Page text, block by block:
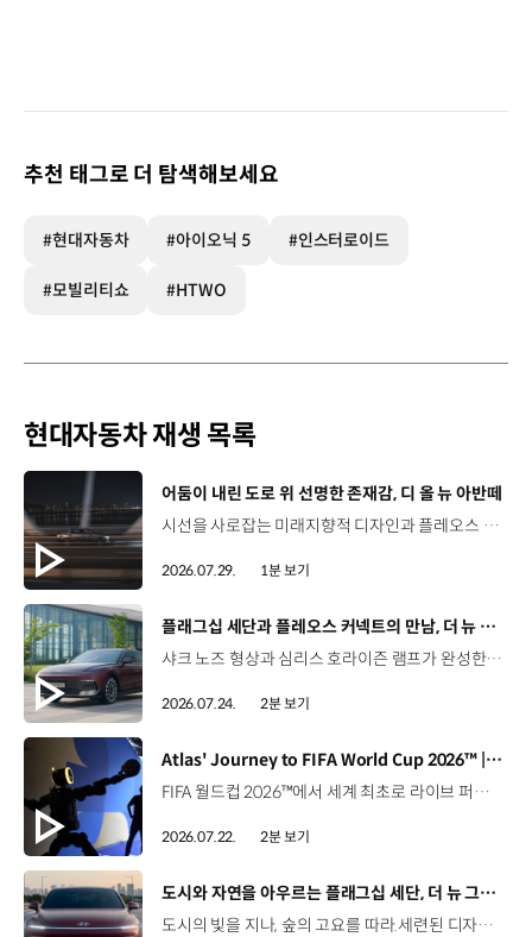
추천 태그로 더 탐색해보세요
#현대자동차 #아이오닉 5 #인스터로이드
#모빌리티쇼 #HTWO
현대자동차 재생 목록
[동영상]
어둠이 내린 도로 위 선명한 존재감, 디 올 뉴 아반떼
시선을 사로잡는 미래지향적 디자인과 플레오스 커넥트로 완성한 디지털 경험까지.세단의 새로운 기준을 제시하는 디 올 뉴 아반떼를 만나보세요. *본 영상은 AI를 활용해 제작했습니다. #현대자동차 #디올뉴아반떼 #아반떼 #플레오스커넥트 #글레오AI 유튜브 쇼츠 보기
2026.07.29. 1분 보기
[동영상]
플래그십 세단과 플레오스 커넥트의 만남, 더 뉴 그랜저
샤크 노즈 형상과 심리스 호라이즌 램프가 완성한 세련된 외관플레오스 커넥트와 Gleo AI가 만드는 스마트한 운전 경험까지. 새롭게 진화한 더 뉴 그랜저를 영상으로 만나보세요. #현대자동차 #더뉴그랜저 #플레오스커넥트 #그랜저 #플래그십세단 #TheNewGrandeur #PleosConnect
2026.07.24. 2분 보기
[동영상]
Atlas' Journey to FIFA World Cup 2026™ | 보스턴 다이나믹스
FIFA 월드컵 2026™에서 세계 최초로 라이브 퍼포먼스를 선보인 아틀라스.그 현장을 완성한 시니어 프로그램 매니저 세스 데이비스(Seth Davis)가 전하는 퍼포먼스의 비하인드 스토리를 만나보세요. 인터뷰 전문 보기 ▶ 자세히 보기 ▶ #현대자동차 #보스턴다이나믹스 #아틀라스 #로보틱스 #BostonDynamics #Atlas #Robotics #NextStartsNow
2026.07.22. 2분 보기
[동영상]
도시와 자연을 아우르는 플래그십 세단, 더 뉴 그랜저
도시의 빛을 지나, 숲의 고요를 따라.세련된 디자인과 정제된 주행 감각으로모든 순간을 편안하게 완성하는 더 뉴 그랜저를 만나보세요. *본 영상은 AI를 활용해 제작했습니다. #현대자동차 #더뉴그랜저 #플래그십세단 #그랜저 #플레오스커넥트